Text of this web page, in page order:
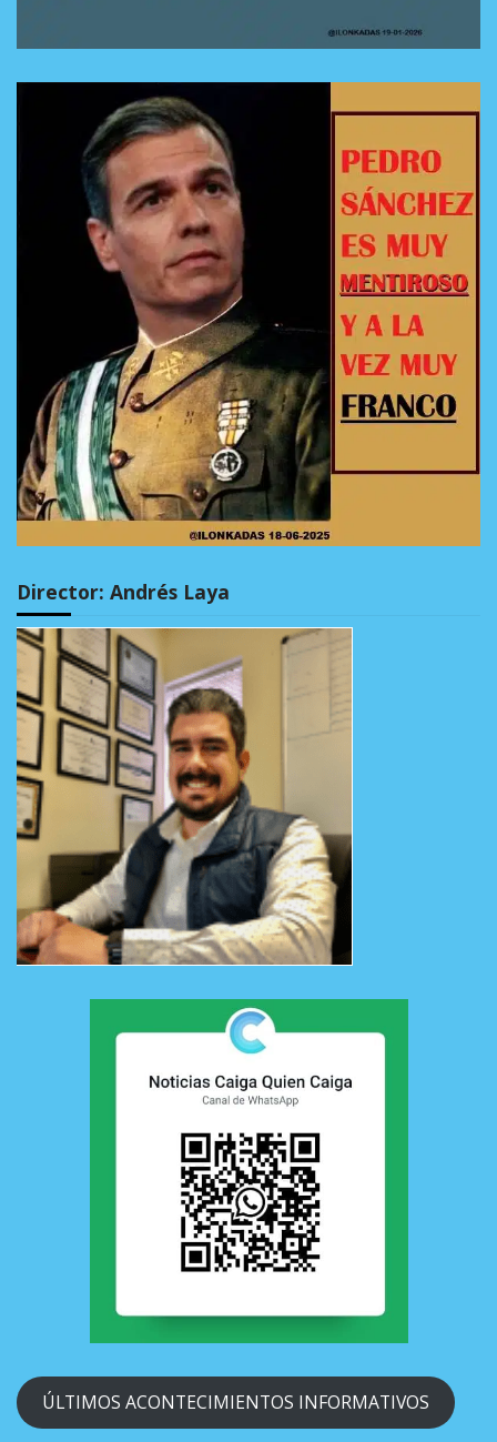
Director: Andrés Laya
ÚLTIMOS ACONTECIMIENTOS INFORMATIVOS